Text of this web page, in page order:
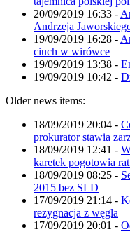
20/09/2019 16:33 -
Andrzeja
19/09/2019 16:28 -
ciuch w wirówce
19/09/2019 13:38 -
19/09/2019 10:42 -
Older news items:
18/09/2019 20:04 -
prokurator stawia
18/09/2019 12:41 -
karetek pogotowia
18/09/2019 08:25 -
2015 bez SLD
17/09/2019 21:14 -
rezygnacja z węgla
17/09/2019 20:01 -